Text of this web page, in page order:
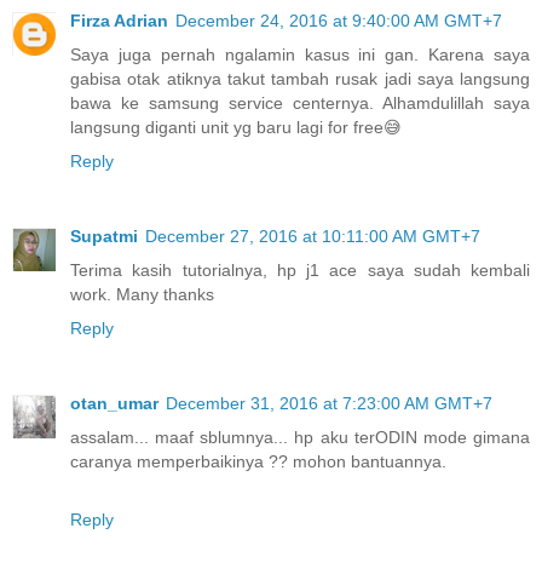
Firza Adrian December 24, 2016 at 9:40:00 AM GMT+7
Saya juga pernah ngalamin kasus ini gan. Karena saya
gabisa otak atiknya takut tambah rusak jadi saya langsung
bawa ke samsung service centernya. Alhamdulillah saya
langsung diganti unit yg baru lagi for free😅
Reply
Supatmi December 27, 2016 at 10:11:00 AM GMT+7
Terima kasih tutorialnya, hp j1 ace saya sudah kembali
work. Many thanks
Reply
otan_umar December 31, 2016 at 7:23:00 AM GMT+7
assalam... maaf sblumnya... hp aku terODIN mode gimana
caranya memperbaikinya ?? mohon bantuannya.
Reply